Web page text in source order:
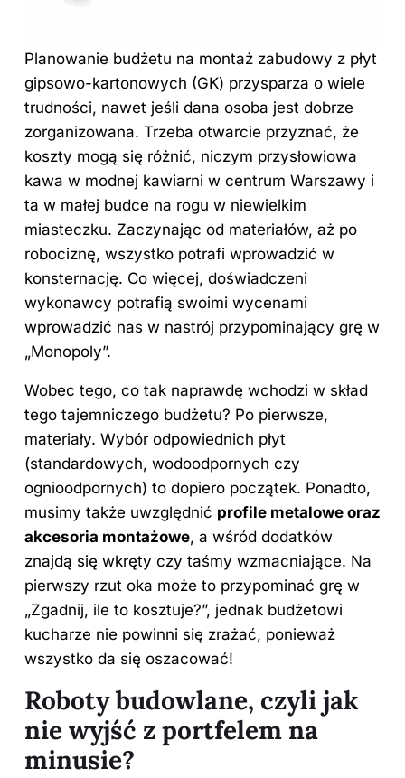
Planowanie budżetu na montaż zabudowy z płyt
gipsowo-kartonowych (GK) przysparza o wiele
trudności, nawet jeśli dana osoba jest dobrze
zorganizowana. Trzeba otwarcie przyznać, że
koszty mogą się różnić, niczym przysłowiowa
kawa w modnej kawiarni w centrum Warszawy i
ta w małej budce na rogu w niewielkim
miasteczku. Zaczynając od materiałów, aż po
robociznę, wszystko potrafi wprowadzić w
konsternację. Co więcej, doświadczeni
wykonawcy potrafią swoimi wycenami
wprowadzić nas w nastrój przypominający grę w
„Monopoly”.
Wobec tego, co tak naprawdę wchodzi w skład
tego tajemniczego budżetu? Po pierwsze,
materiały. Wybór odpowiednich płyt
(standardowych, wodoodpornych czy
ognioodpornych) to dopiero początek. Ponadto,
musimy także uwzględnić profile metalowe oraz
akcesoria montażowe, a wśród dodatków
znajdą się wkręty czy taśmy wzmacniające. Na
pierwszy rzut oka może to przypominać grę w
„Zgadnij, ile to kosztuje?”, jednak budżetowi
kucharze nie powinni się zrażać, ponieważ
wszystko da się oszacować!
Roboty budowlane, czyli jak
nie wyjść z portfelem na
minusie?